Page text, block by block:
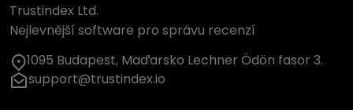
Trustindex Ltd.
Nejlevnější software pro správu recenzí
1095 Budapest, Maďarsko Lechner Ödön fasor 3.
support@trustindex.io